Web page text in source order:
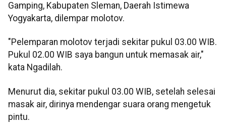
Gamping, Kabupaten Sleman, Daerah Istimewa
Yogyakarta, dilempar molotov.
"Pelemparan molotov terjadi sekitar pukul 03.00 WIB.
Pukul 02.00 WIB saya bangun untuk memasak air,"
kata Ngadilah.
Menurut dia, sekitar pukul 03.00 WIB, setelah selesai
masak air, dirinya mendengar suara orang mengetuk
pintu.